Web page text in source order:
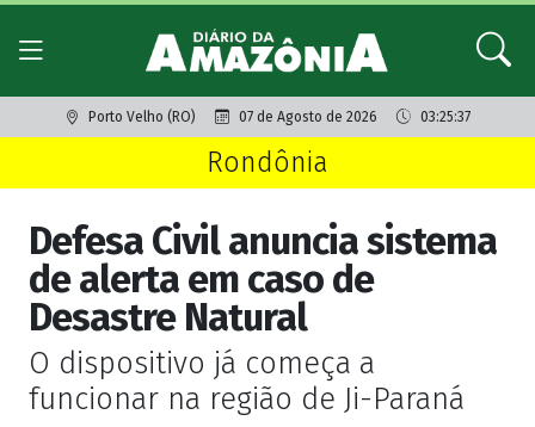
Porto Velho (RO) 07 de Agosto de 2026 03:25:37
Rondônia
Defesa Civil anuncia sistema
de alerta em caso de
Desastre Natural
O dispositivo já começa a
funcionar na região de Ji-Paraná